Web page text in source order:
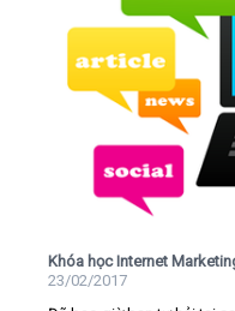
Khóa học Internet
23/02/2017